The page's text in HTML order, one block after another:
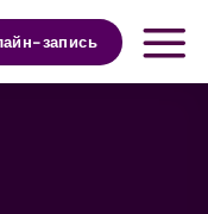
запись